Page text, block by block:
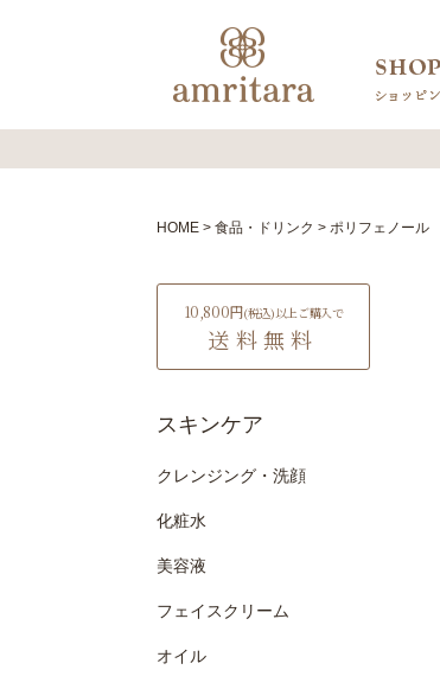
HOME 食品・ドリンク ポリフェノール
10,800円(税込)以上ご購入で
送料無料
スキンケア
クレンジング・洗顔
化粧水
美容液
フェイスクリーム
オイル